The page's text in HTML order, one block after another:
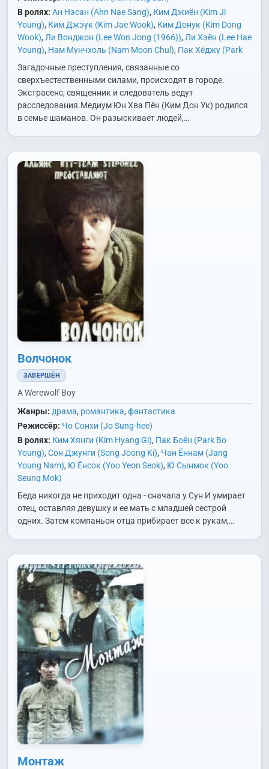
В ролях: Ан Нэсан (Ahn Nae Sang), Ким Джиён (Kim Ji
Young), Ким Джэук (Kim Jae Wook), Ким Донук (Kim Dong
Wook), Ли Вонджон (Lee Won Jong (1966)), Ли Хэён (Lee Hae
Young), Нам Мунчхоль (Nam Moon Chul), Пак Хёджу (Park
Hyo Joo)
Чон Югын (Jung Yoo Geun)
Hoon)
Ю Сынмок (Yoo Seung Mok)
Юн Джонсок (Yun Jong
Seok)
Загадочные преступления, связанные со
сверхъестественными силами, происходят в городе.
Экстрасенс, священник и следователь ведут
расследования.Медиум Юн Хва Пён (Ким Дон Ук) родился
в семье шаманов. Он разыскивает людей,…
Волчонок
ЗАВЕРШЁН
A Werewolf Boy
Жанры: драма, романтика,фантастика
Режиссёр: Чо Сонхи (Jo Sung-hee)
В ролях: Ким Хянги (Kim Hyang Gi), Пак Боён (Park Bo
Young), Сон Джунги (Song Joong Ki), Чан Ённам (Jang
Young Nam), Ю Ёнсок (Yoo Yeon Seok), Ю Сынмок (Yoo
Seung Mok)
Беда никогда не приходит одна - сначала у Сун И умирает
отец, оставляя девушку и ее мать с младшей сестрой
одних. Затем компаньон отца прибирает все к рукам,…
Монтаж